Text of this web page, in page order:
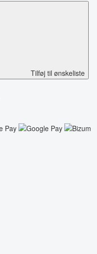
Tilføj til ønskeliste